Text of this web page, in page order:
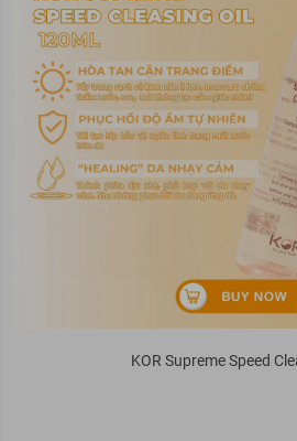
KOR Supreme Speed